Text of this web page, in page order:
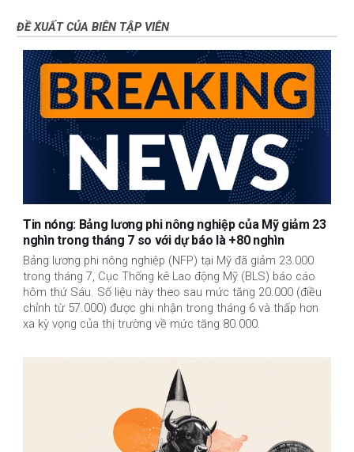
ĐỀ XUẤT CỦA BIÊN TẬP VIÊN
Tin nóng: Bảng lương phi nông nghiệp của Mỹ giảm 23
nghìn trong tháng 7 so với dự báo là +80 nghìn
Bảng lương phi nông nghiệp (NFP) tại Mỹ đã giảm 23.000
trong tháng 7, Cục Thống kê Lao động Mỹ (BLS) báo cáo
hôm thứ Sáu. Số liệu này theo sau mức tăng 20.000 (điều
chỉnh từ 57.000) được ghi nhận trong tháng 6 và thấp hơn
xa kỳ vọng của thị trường về mức tăng 80.000.